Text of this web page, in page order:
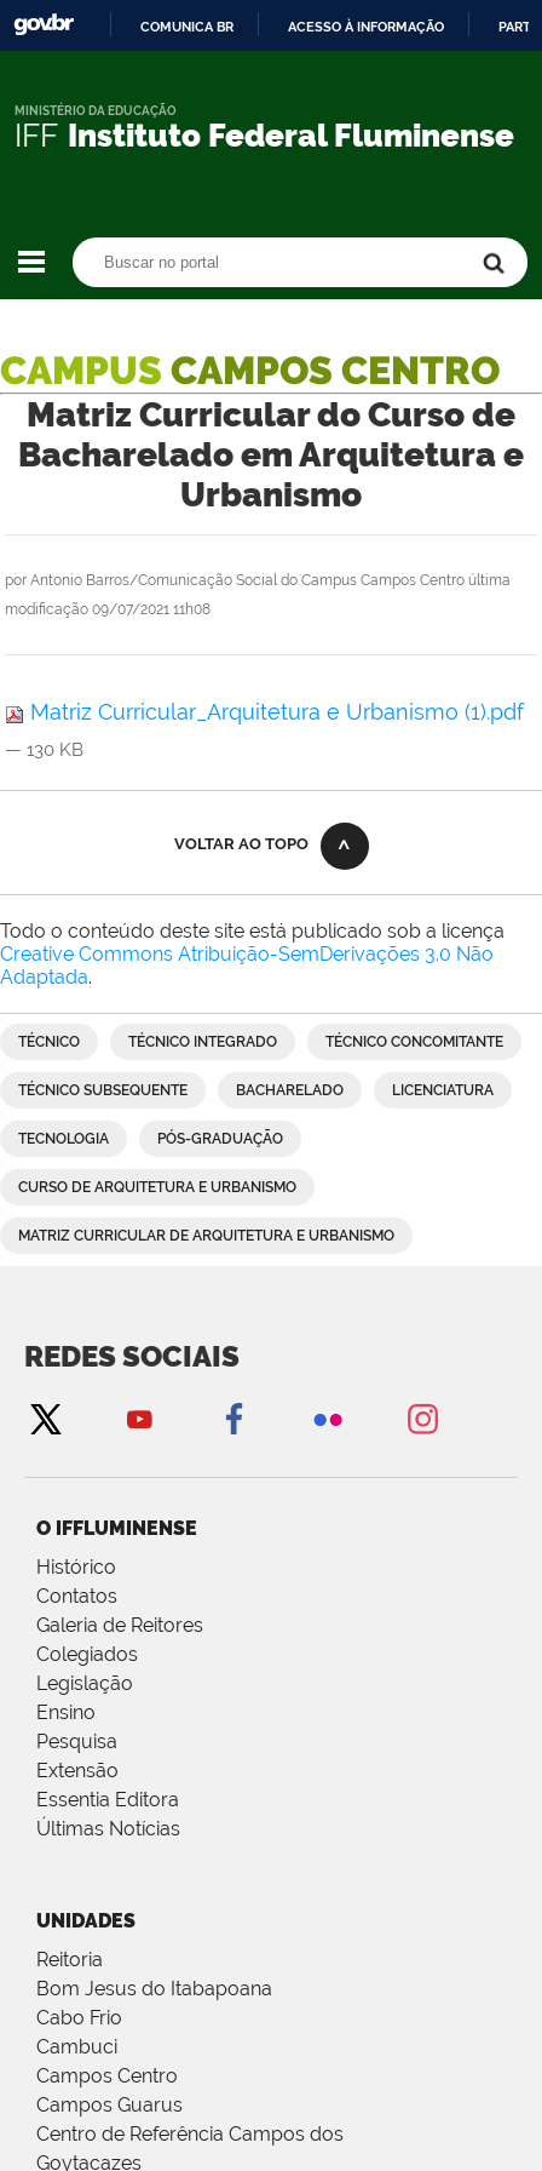
CONTEÚDO
COMUNICA BR ACESSO À INFORMAÇÃO
IFF Instituto Federal Fluminense
MINISTÉRIO DA EDUCAÇÃO
CAMPUS CAMPOS CENTRO
Matriz Curricular do Curso de
Bacharelado em Arquitetura e
Urbanismo
por Antonio Barros/Comunicação Social do Campus Campos Centro última
modificação 09/07/2021 11h08
Matriz Curricular_Arquitetura e Urbanismo (1).pdf
— 130 KB
VOLTAR AO TOPO
Todo o conteúdo deste site está publicado sob a licença
Creative Commons Atribuição-SemDerivações 3.0 Não
Adaptada.
TÉCNICO TÉCNICO INTEGRADO TÉCNICO CONCOMITANTE
TÉCNICO SUBSEQUENTE BACHARELADO LICENCIATURA
TECNOLOGIA PÓS-GRADUAÇÃO
CURSO DE ARQUITETURA E URBANISMO
MATRIZ CURRICULAR DE ARQUITETURA E URBANISMO
REDES SOCIAIS
O IFFLUMINENSE
Histórico
Contatos
Galeria de Reitores
Colegiados
Legislação
Ensino
Pesquisa
Extensão
Essentia Editora
Últimas Notícias
UNIDADES
Reitoria
Bom Jesus do Itabapoana
Cabo Frio
Cambuci
Campos Centro
Campos Guarus
Centro de Referência Campos dos
Goytacazes